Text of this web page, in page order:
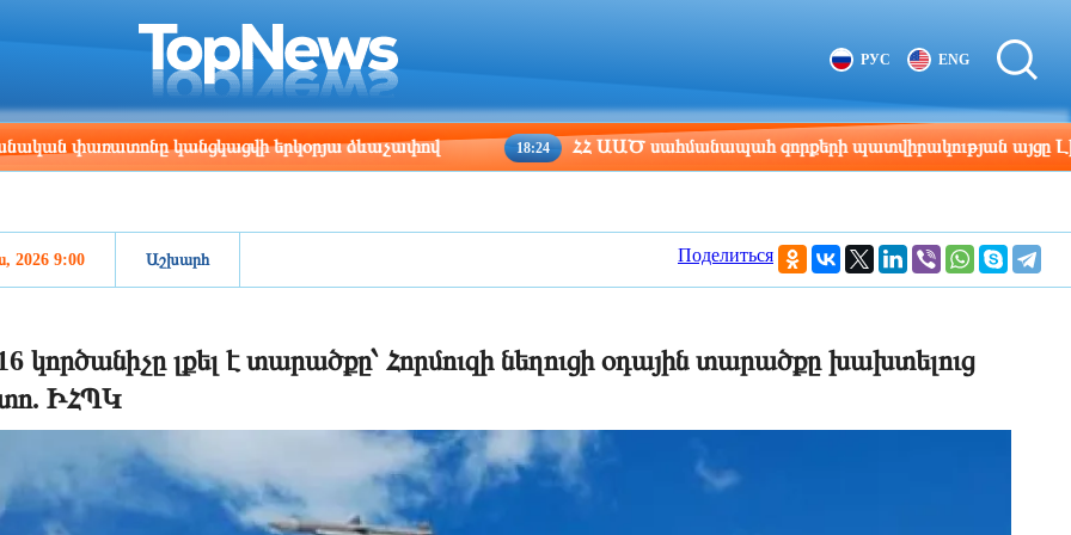
Los Angeles
08:06
Beijing
23:06 РУС ENG
կանցկացվի երկօրյա ձևաչափով 18:24 ՀՀ ԱԱԾ սահմանապահ զորքերի պատվիրակության այցը Լիտվա
2026 9:00 Աշխարհ Поделиться
կործանիչը լքել է տարածքը՝ Հորմուզի նեղուցի օդային տարածքը խախտելուց
ԻՀՊԿ